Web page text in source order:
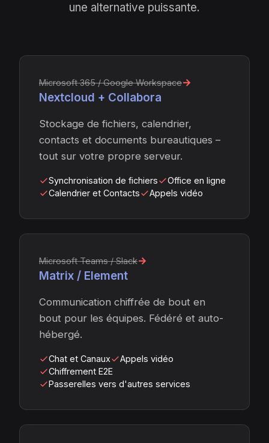
une alternative puissante.
Microsoft 365 / Google Workspace→
Nextcloud + Collabora
Stockage de fichiers, calendrier,
contacts et documents bureautiques –
tout sur votre propre serveur.
Synchronisation de fichiers
Office en ligne
Calendrier et Contacts
Appels vidéo
Microsoft Teams / Slack→
Matrix / Element
Communication chiffrée de bout en
bout pour les équipes. Fédéré et auto-
hébergé.
Chat et Canaux
Appels vidéo
Chiffrement E2E
Passerelles vers d'autres services